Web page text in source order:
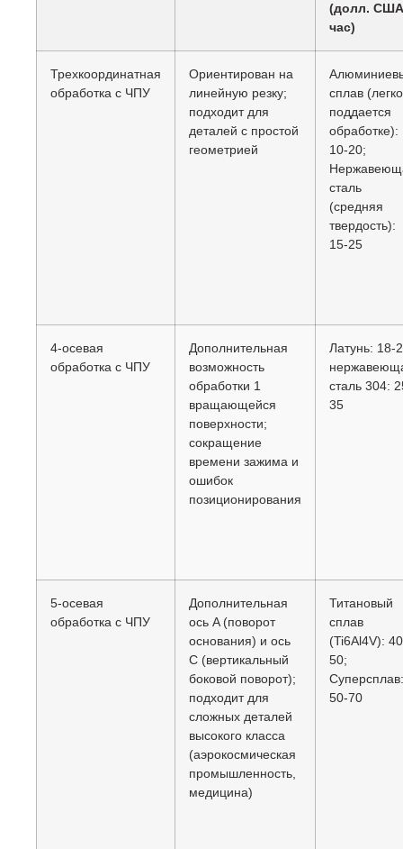
(долл.
час)
Трехкоординатная
обработка с ЧПУ
Ориентирован на
линейную резку;
подходит для
деталей с простой
геометрией
сплав (легко
поддается
обработке):
10-20;
сталь
(средняя
твердость):
15-25
4-осевая
обработка с ЧПУ
Дополнительная
возможность
обработки 1
вращающейся
поверхности;
сокращение
времени зажима и
ошибок
позиционирования
Латунь: 18-
сталь 304:
35
5-осевая
обработка с ЧПУ
Дополнительная
ось A (поворот
основания) и ось
C (вертикальный
боковой поворот);
подходит для
сложных деталей
высокого класса
(аэрокосмическая
промышленность,
медицина)
Титановый
сплав
(Ti6Al4V):
50;
Суперсплав:
50-70